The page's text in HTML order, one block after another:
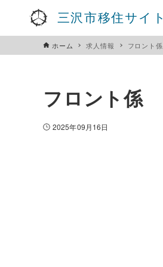
三沢市移住サイト
ホーム 求人情報 フロント係
フロント係
2025年09月16日